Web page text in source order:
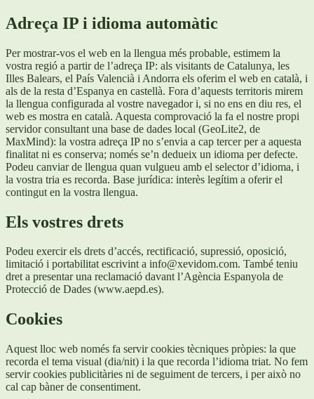
Adreça IP i idioma automàtic
Per mostrar-vos el web en la llengua més probable, estimem la
vostra regió a partir de l’adreça IP: als visitants de Catalunya, les
Illes Balears, el País Valencià i Andorra els oferim el web en català, i
als de la resta d’Espanya en castellà. Fora d’aquests territoris mirem
la llengua configurada al vostre navegador i, si no ens en diu res, el
web es mostra en català. Aquesta comprovació la fa el nostre propi
servidor consultant una base de dades local (GeoLite2, de
MaxMind): la vostra adreça IP no s’envia a cap tercer per a aquesta
finalitat ni es conserva; només se’n dedueix un idioma per defecte.
Podeu canviar de llengua quan vulgueu amb el selector d’idioma, i
la vostra tria es recorda. Base jurídica: interès legítim a oferir el
contingut en la vostra llengua.
Els vostres drets
Podeu exercir els drets d’accés, rectificació, supressió, oposició,
limitació i portabilitat escrivint a info@xevidom.com. També teniu
dret a presentar una reclamació davant l’Agència Espanyola de
Protecció de Dades (www.aepd.es).
Cookies
Aquest lloc web només fa servir cookies tècniques pròpies: la que
recorda el tema visual (dia/nit) i la que recorda l’idioma triat. No fem
servir cookies publicitàries ni de seguiment de tercers, i per això no
cal cap bàner de consentiment.